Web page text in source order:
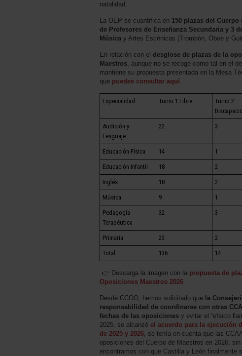
natalidad.
La OEP se cuantifica en 150 plazas del Cuerpo
de Profesores de Enseñanza Secundaria y 3
Música y Artes Escénicas (Trombón, Oboe y
En relación con el desglose de plazas de la
Maestros, aunque no se recoge como tal en el
mantiene su propuesta presentada en la Mesa
que puedes consultar aquí.
Especialidad Turno 1 Libre
Turno 2
Audición y
Lenguaje
22 3
Educación Física 14 1
Educación Infantil 18 2
Inglés 18 2
Música 9 1
Pedagogía
Terapéutica
32 3
Primaria 23 2
Total 136 14
👉 Descarga la imagen con la propuesta de
Oposiciones Maestros 2026
Desde CCOO, hemos solicitado que la
responsabilidad de coordinarse con otras
fechas de las oposiciones y evitar el “efecto
2025, se alcanzó el acuerdo para la ejecución
de 2025 y 2026, se tenía en cuenta que las
oposiciones del Cuerpo de Maestros en 2026;
encontramos con que Castilla y León finalmente